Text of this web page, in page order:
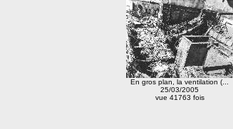
En gros plan, la ventilation (...
25/03/2005
vue 41763 fois